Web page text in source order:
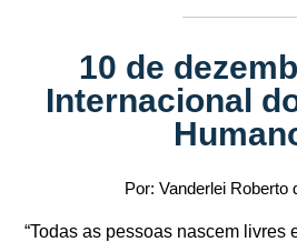
10 de
Internacional
Por: Vanderlei Roberto
“Todas as pessoas nascem livres